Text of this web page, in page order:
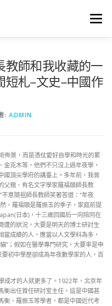
選單
教師和我收藏的一
短札–文史–中國作
: ADMIN
佈景，而是憑仗愛好自學和時光的累
克木等，他們不只沒上過年夜學，
國頂尖學府的講臺上。多年前，我曾
父親、有名文字學家羅福頤師長教
意隨祖師長教師笑著答道：“年夜
，羅福頤是羅振玉的季子，家庭前提
日本)，十三歲回國后一向陪同在
遭的狀況，大要是明天的博士研討生
成績的人，應當以人文學科為多，
”；假如在醫學專門研究，大要率是申
初中學歷卻成為年夜數學家的人，百
成才的人就更多了。1922年，北京年
衡出任首任研討室主任，這是中國甚
衡、羅振玉等學者，都是中國近代考